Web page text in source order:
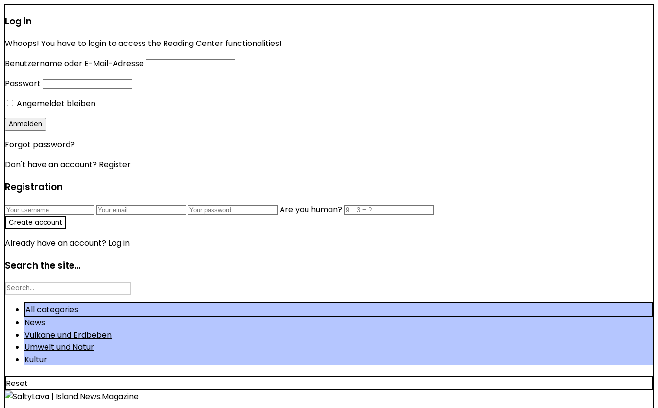
Log in
Whoops! You have to login to access the Reading Center functionalities!
Benutzername oder E-Mail-Adresse
Passwort
Angemeldet bleiben
Forgot password?
Don't have an account? Register
Registration
Are you human?
Already have an account? Log in
Search the site...
Search
All categories
News
Vulkane und Erdbeben
Umwelt und Natur
Kultur
Reset